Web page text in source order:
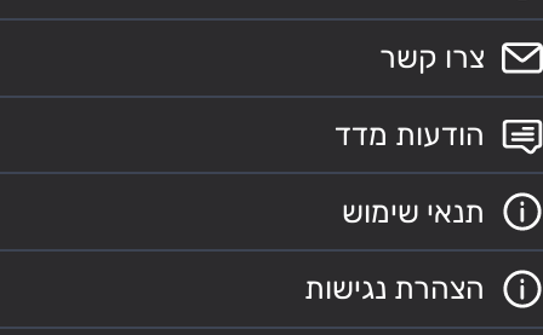
צרו קשר
הודעות מדד
תנאי שימוש
הצהרת נגישות